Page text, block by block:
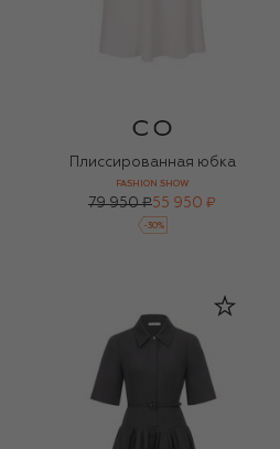
Плиссированная юбка
FASHION SHOW
79 950 ₽55 950 ₽
-30%